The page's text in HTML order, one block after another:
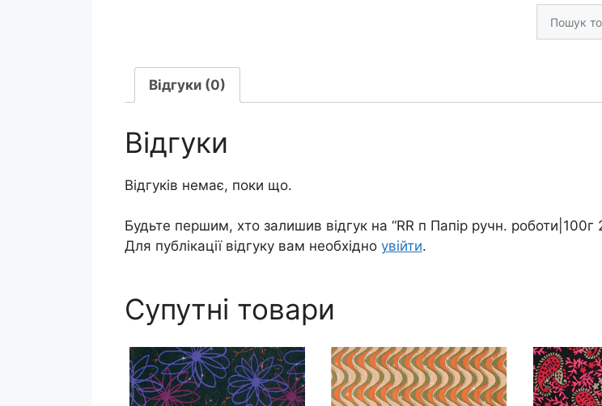
20х30см
в
Шукати
товари
Відгуки (0)
Відгуки
Відгуків немає, поки що.
Будьте першим, хто залишив відгук на “RR п Папір ручн.
Для публікації відгуку вам необхідно увійти.
Супутні товари